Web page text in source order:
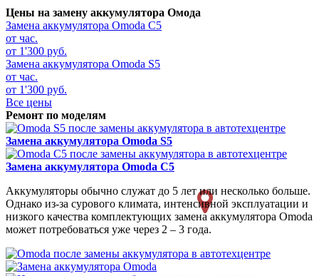
Цены на замену аккумулятора Омода
Замена аккумулятора Omoda C5
от час.
от 1'300 руб.
Замена аккумулятора Omoda S5
от час.
от 1'300 руб.
Все цены
Ремонт по моделям
Замена аккумулятора Omoda S5
Замена аккумулятора Omoda C5
Аккумуляторы обычно служат до 5 лет или несколько больше.
Однако из-за сурового климата, интенсивной эксплуатации и
низкого качества комплектующих замена аккумулятора Omoda
может потребоваться уже через 2 – 3 года.